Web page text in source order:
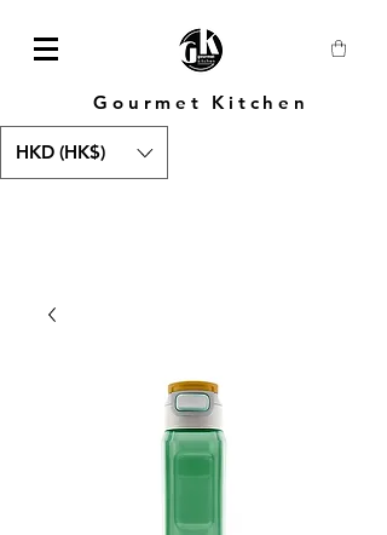
Gourmet Kitchen
HKD (HK$)